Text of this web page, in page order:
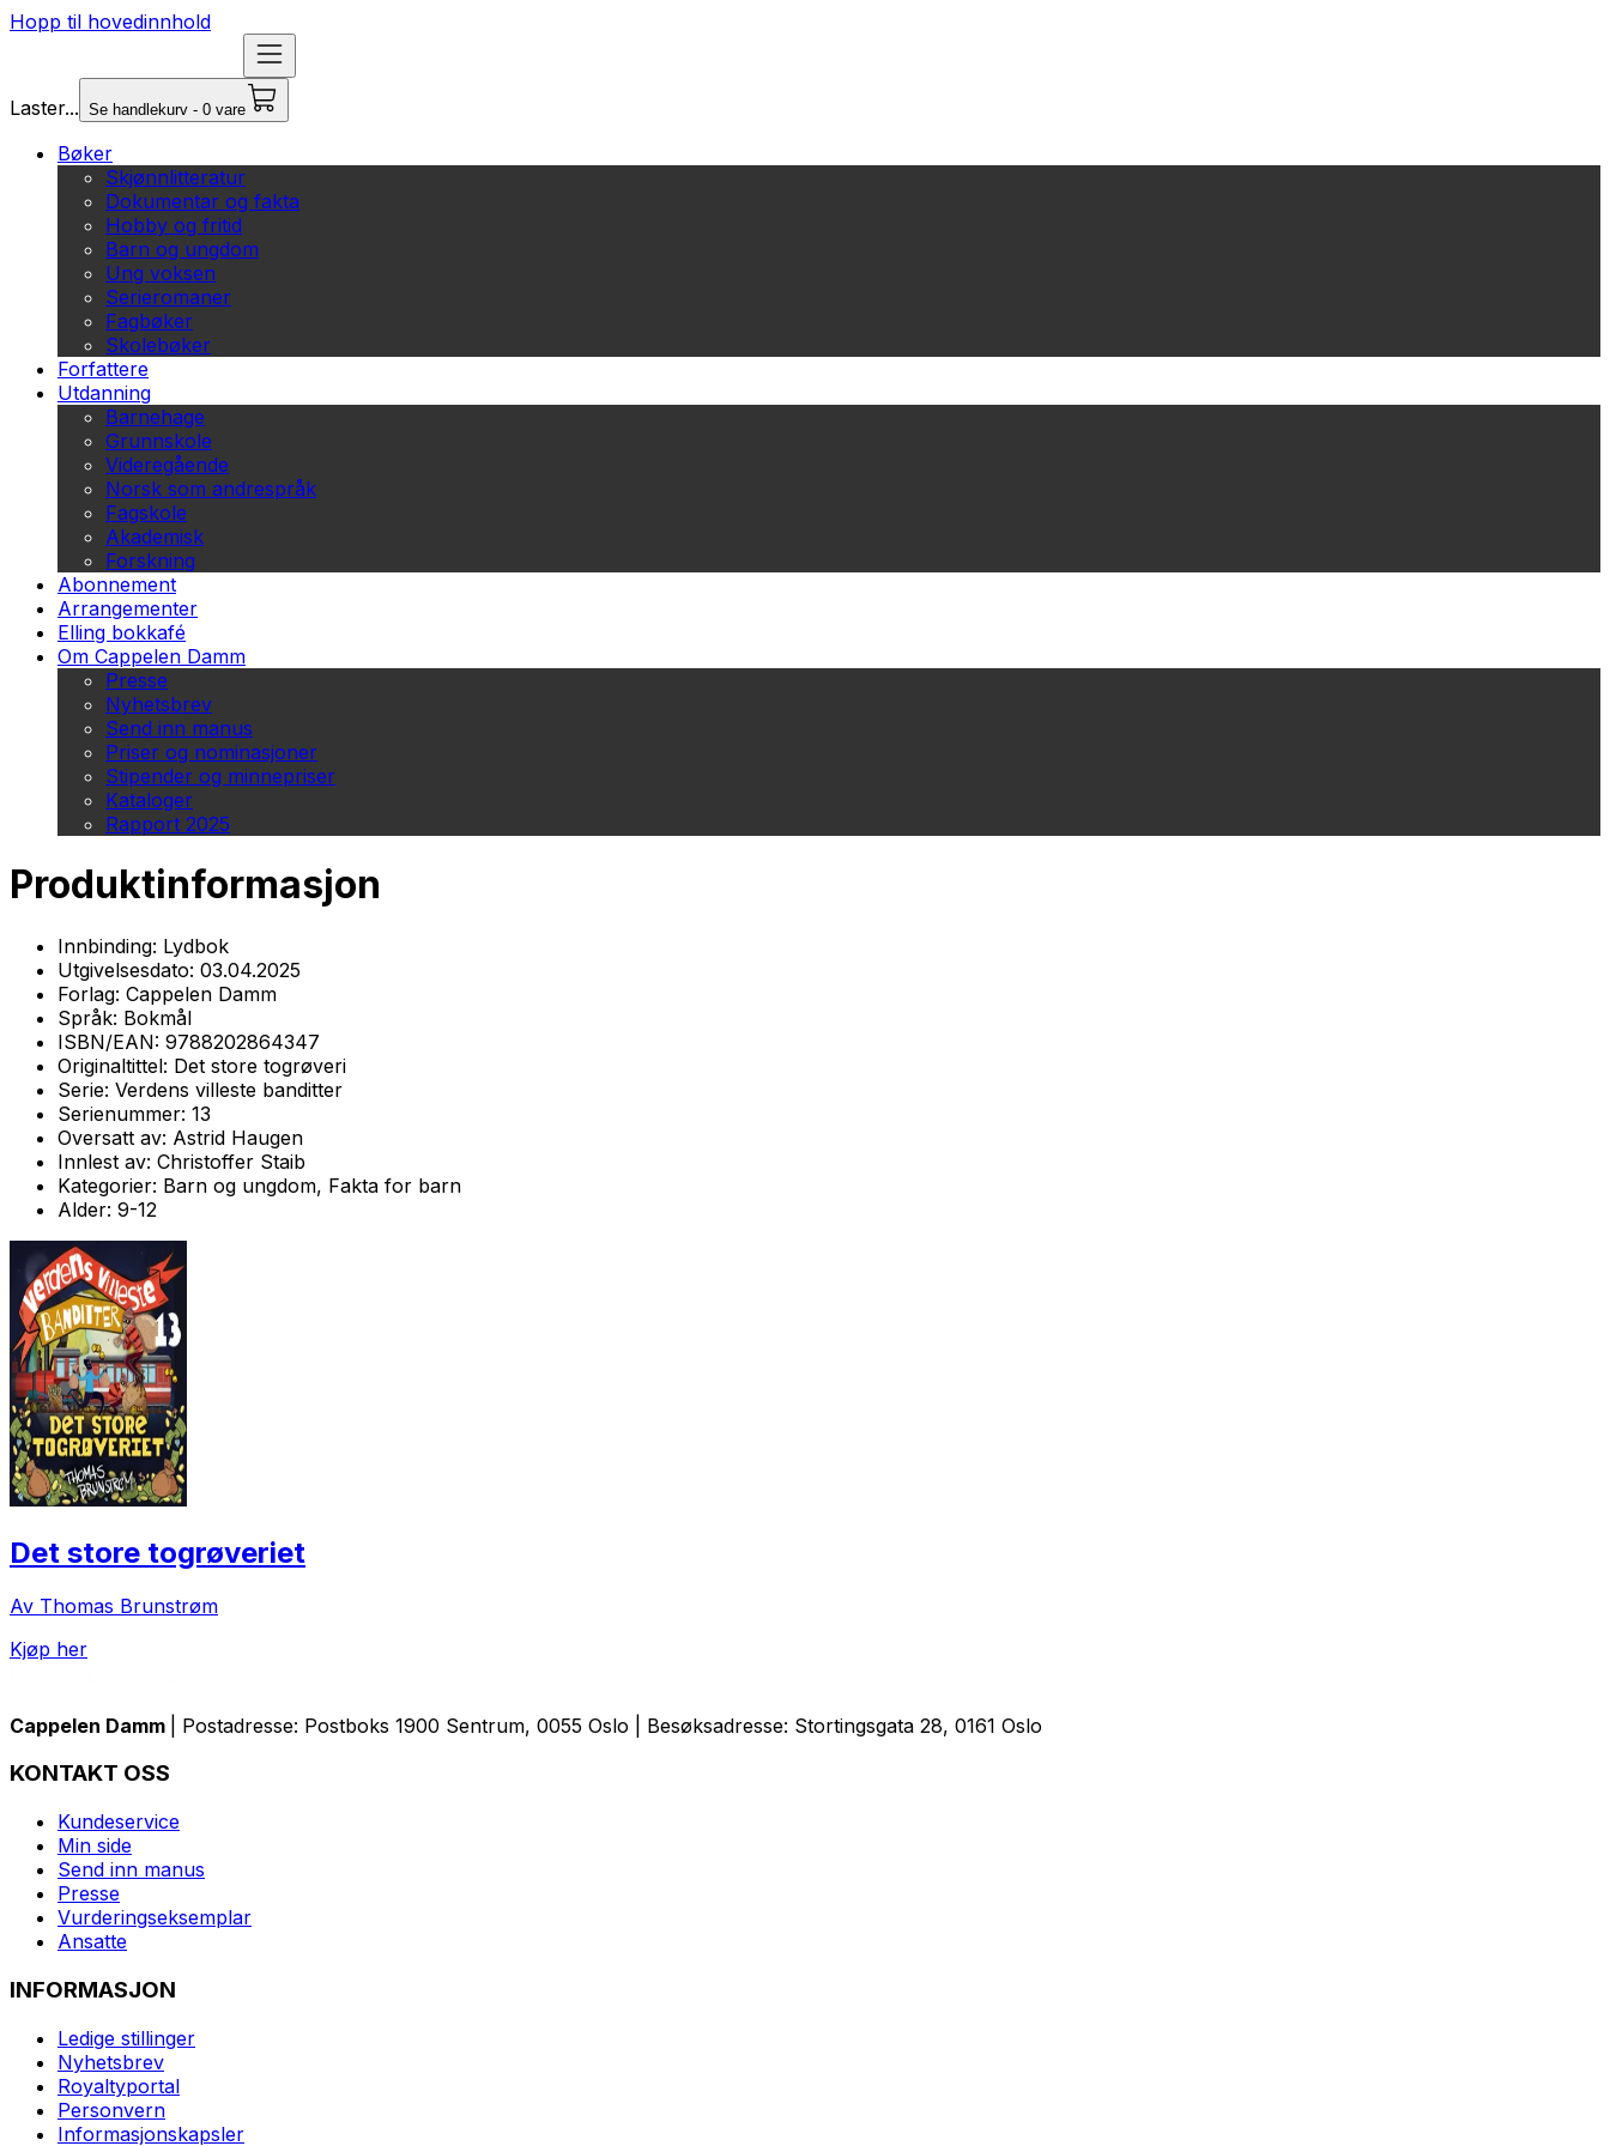
Hopp til hovedinnhold
Laster... Se handlekurv - 0 vare
Bøker
Skjønnlitteratur
Dokumentar og fakta
Hobby og fritid
Barn og ungdom
Ung voksen
Serieromaner
Fagbøker
Skolebøker
Forfattere
Utdanning
Barnehage
Grunnskole
Videregående
Norsk som andrespråk
Fagskole
Akademisk
Forskning
Abonnement
Arrangementer
Elling bokkafé
Om Cappelen Damm
Presse
Nyhetsbrev
Send inn manus
Priser og nominasjoner
Stipender og minnepriser
Kataloger
Rapport 2025
Produktinformasjon
Innbinding: Lydbok
Utgivelsesdato: 03.04.2025
Forlag: Cappelen Damm
Språk: Bokmål
ISBN/EAN: 9788202864347
Originaltittel: Det store togrøveri
Serie: Verdens villeste banditter
Serienummer: 13
Oversatt av: Astrid Haugen
Innlest av: Christoffer Staib
Kategorier: Barn og ungdom, Fakta for barn
Alder: 9-12
Det store togrøveriet
Av Thomas Brunstrøm
Kjøp her
Cappelen Damm | Postadresse: Postboks 1900 Sentrum, 0055 Oslo | Besøksadresse: Stortingsgata 28, 0161 Oslo
KONTAKT OSS
Kundeservice
Min side
Send inn manus
Presse
Vurderingseksemplar
Ansatte
INFORMASJON
Ledige stillinger
Nyhetsbrev
Royaltyportal
Personvern
Informasjonskapsler